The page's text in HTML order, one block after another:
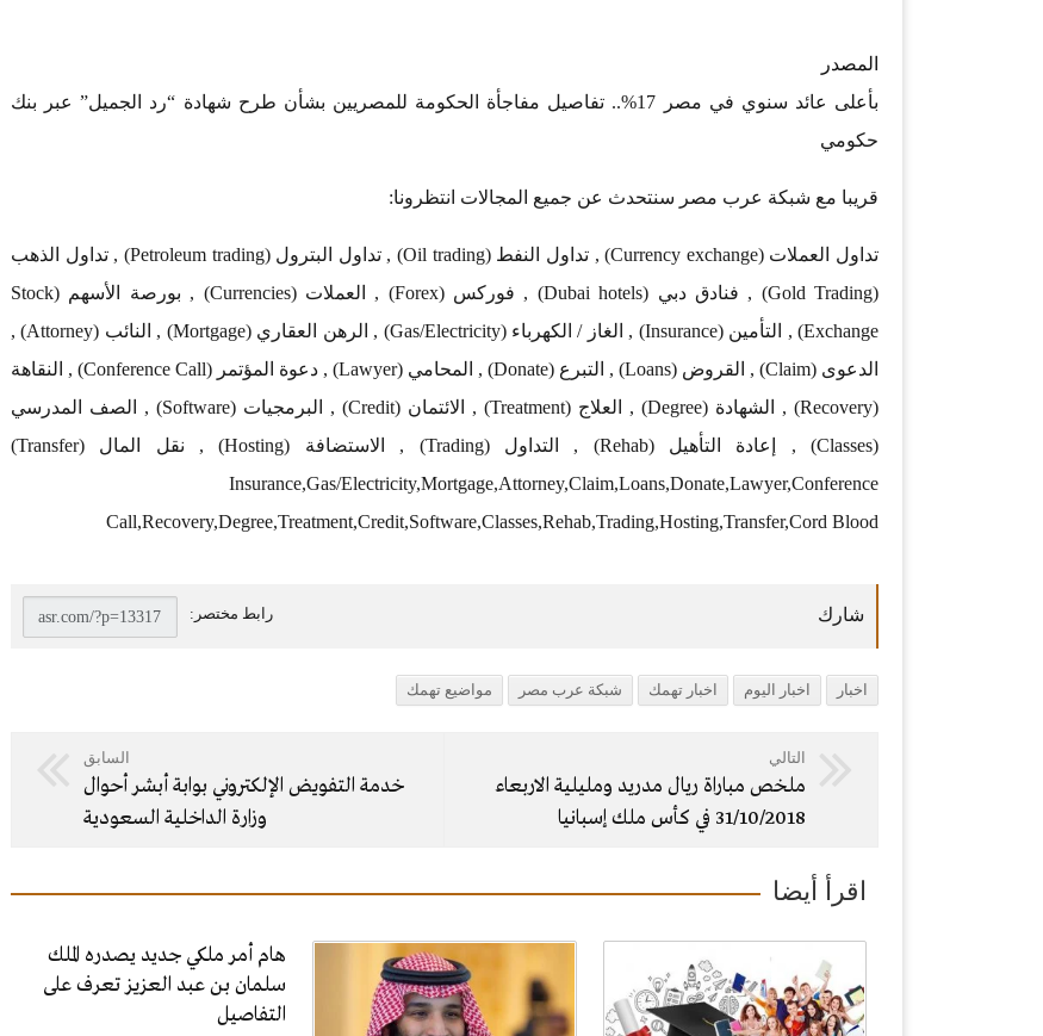
المصدر
بأعلى عائد سنوي في مصر 17%.. تفاصيل مفاجأة الحكومة للمصريين بشأن طرح شهادة “رد الجميل” عبر بنك
حكومي
قريبا مع شبكة عرب مصر سنتحدث عن جميع المجالات انتظرونا:
تداول العملات (Currency exchange) , تداول النفط (Oil trading) , تداول البترول (Petroleum trading) , تداول الذهب
(Gold Trading) , فنادق دبي (Dubai hotels) , فوركس (Forex) , العملات (Currencies) , بورصة الأسهم (Stock
Exchange) , التأمين (Insurance) , الغاز / الكهرباء (Gas/Electricity) , الرهن العقاري (Mortgage) , النائب (Attorney) ,
الدعوى (Claim) , القروض (Loans) , التبرع (Donate) , المحامي (Lawyer) , دعوة المؤتمر (Conference Call) , النقاهة
(Recovery) , الشهادة (Degree) , العلاج (Treatment) , الائتمان (Credit) , البرمجيات (Software) , الصف المدرسي
(Classes) , إعادة التأهيل (Rehab) , التداول (Trading) , الاستضافة (Hosting) , نقل المال (Transfer)
Insurance,Gas/Electricity,Mortgage,Attorney,Claim,Loans,Donate,Lawyer,Conference
Call,Recovery,Degree,Treatment,Credit,Software,Classes,Rehab,Trading,Hosting,Transfer,Cord Blood
اخبار اخبار اليوم اخبار تهمك شبكة عرب مصر مواضيع تهمك
التالي
ملخص مباراة ريال مدريد ومليلية الاربعاء
31/10/2018 في كأس ملك إسبانيا
السابق
خدمة التفويض الإلكتروني بوابة أبشر أحوال
وزارة الداخلية السعودية
اقرأ أيضا
هام أمر ملكي جديد يصدره الملك
سلمان بن عبد العزيز تعرف على
التفاصيل